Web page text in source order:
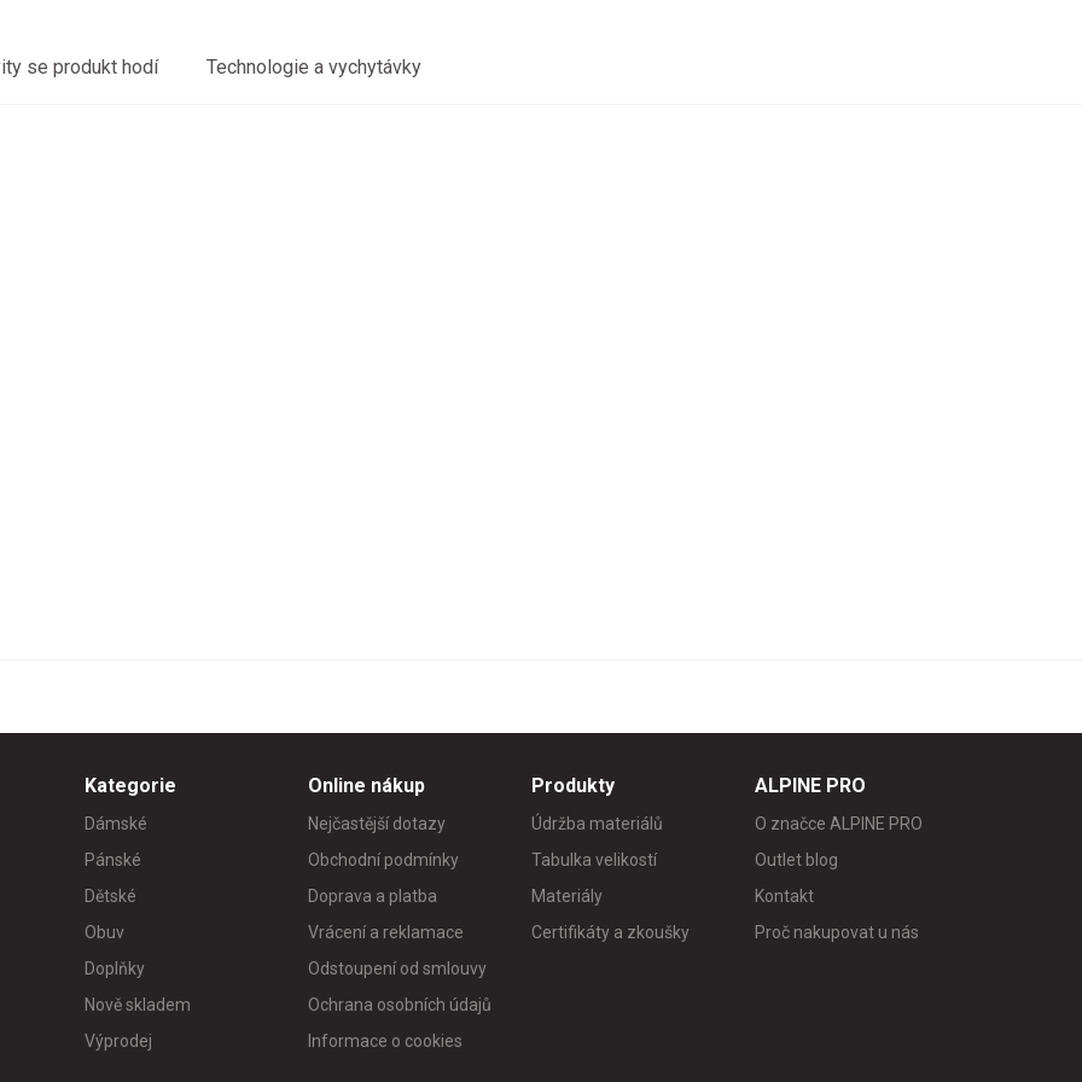
se produkt hodí Technologie a vychytávky
Kategorie
Dámské
Pánské
Dětské
Obuv
Doplňky
Nově skladem
Výprodej
Online nákup
Nejčastější dotazy
Obchodní podmínky
Doprava a platba
Vrácení a reklamace
Odstoupení od smlouvy
Ochrana osobních údajů
Informace o cookies
Produkty
Údržba materiálů
Tabulka velikostí
Materiály
Certifikáty a zkoušky
ALPINE PRO
O značce ALPINE PRO
Outlet blog
Kontakt
Proč nakupovat u nás